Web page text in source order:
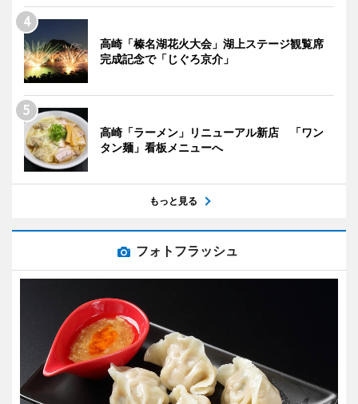
高崎「榛名湖花火大会」湖上ステージ観覧席
完成記念で「じぐろ京介」
高崎「ラーメン」リニューアル新店 「ワン
タン麺」看板メニューへ
もっと見る
フォトフラッシュ